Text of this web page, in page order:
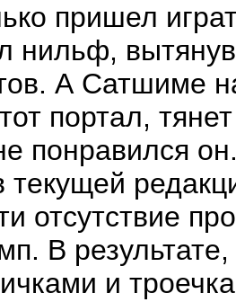
пришел
нильф,
А Сатшиме
портал,
понравился
текущей
отсутствие
В
и